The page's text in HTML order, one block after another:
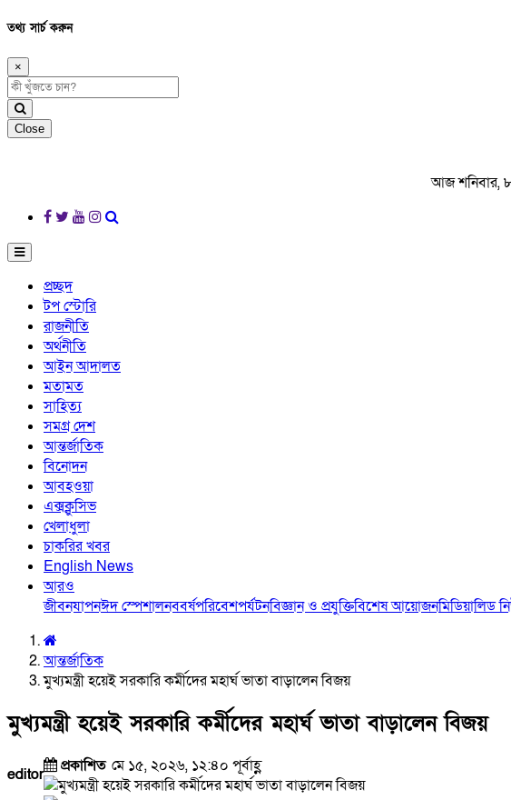
তথ্য সার্চ করুন
×
Close
আজ শনিবার,
প্রচ্ছদ
টপ স্টোরি
রাজনীতি
অর্থনীতি
আইন আদালত
মতামত
সাহিত্য
সমগ্র দেশ
আন্তর্জাতিক
বিনোদন
আবহওয়া
এক্সক্লুসিভ
খেলাধুলা
চাকরির খবর
English News
আরও
জীবনযাপনঈদ স্পেশালনববর্ষপরিবেশপর্যটনবিজ্ঞান ও প্রযুক্তিবিশেষ আয়োজনমিডিয়ালিড
আন্তর্জাতিক
মুখ্যমন্ত্রী হয়েই সরকারি কর্মীদের মহার্ঘ ভাতা বাড়ালেন বিজয়
মুখ্যমন্ত্রী হয়েই সরকারি কর্মীদের মহার্ঘ ভাতা বাড়ালেন বিজয়
editor প্রকাশিত মে ১৫, ২০২৬, ১২:৪০ পূর্বাহ্ণ